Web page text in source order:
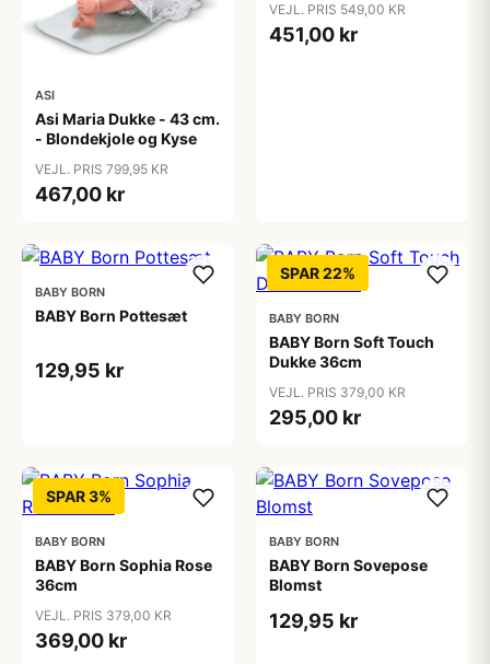
ASI
Asi Maria Dukke - 43 cm.
- Blondekjole og Kyse
VEJL. PRIS 799,95 KR
467,00 kr
VEJL. PRIS 549,00 KR
451,00 kr
BABY BORN
BABY Born Pottesæt
129,95 kr
SPAR 22%
BABY BORN
BABY Born Soft Touch
Dukke 36cm
VEJL. PRIS 379,00 KR
295,00 kr
SPAR 3%
BABY BORN
BABY Born Sophia Rose
36cm
VEJL. PRIS 379,00 KR
369,00 kr
BABY BORN
BABY Born Sovepose
Blomst
129,95 kr